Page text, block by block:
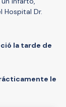
Hospital Dr.
la tarde de
le